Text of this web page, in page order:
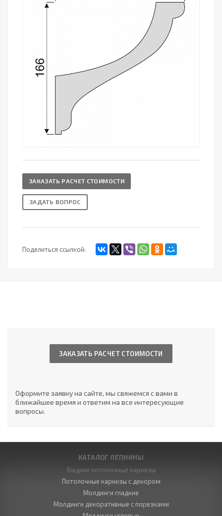
ЗАКАЗАТЬ РАСЧЕТ СТОИМОСТИ
ЗАДАТЬ ВОПРОС
Поделиться ссылкой:
ЗАКАЗАТЬ РАСЧЕТ СТОИМОСТИ
Оформите заявку на сайте, мы свяжемся с вами в
ближайшее время и ответим на все интересующие
вопросы.
КАТАЛОГ ЛЕПНИНЫ
Гладкие потолочные карнизы
Потолочные карнизы с декором
Молдинги гладкие
Молдинги декоративные с порезками